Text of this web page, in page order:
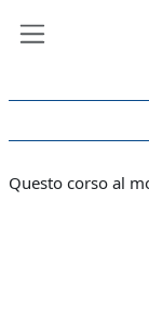
Questo corso al